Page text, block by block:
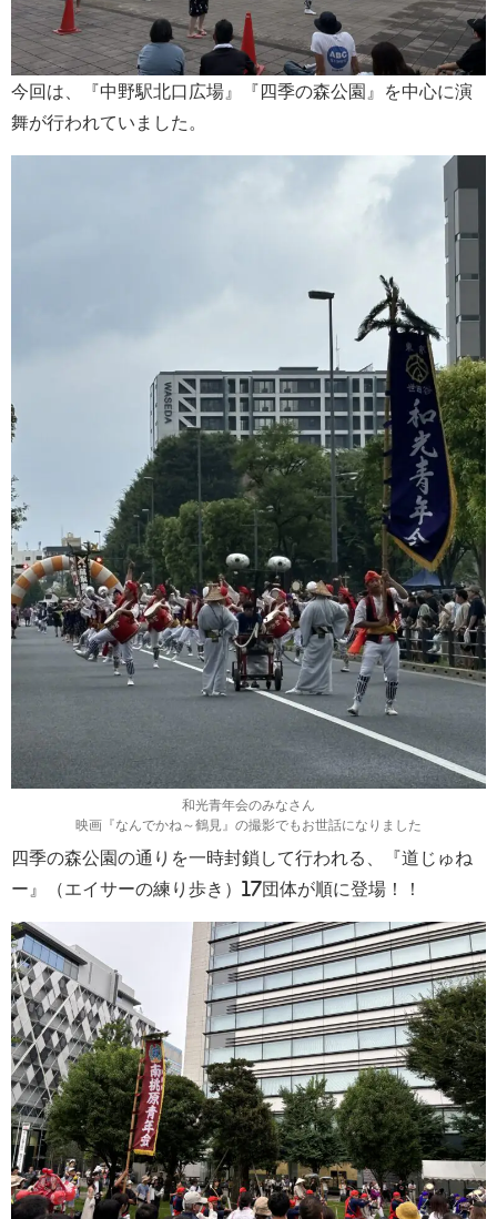
今回は、『中野駅北口広場』『四季の森公園』を中心に演
舞が行われていました。
和光青年会のみなさん
映画『なんでかね～鶴見』の撮影でもお世話になりました
四季の森公園の通りを一時封鎖して行われる、『道じゅね
ー』（エイサーの練り歩き）17団体が順に登場！！